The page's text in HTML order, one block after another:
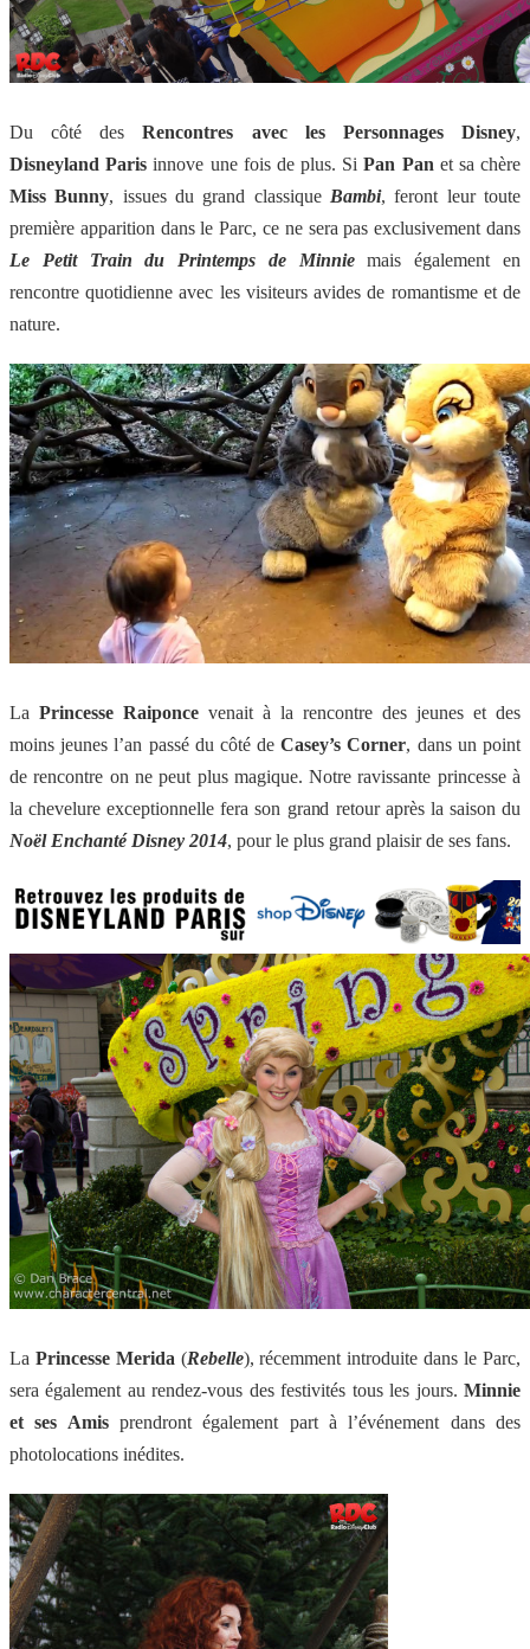
Du côté desRencontres avec les Personnages Disney,
Disneyland Paris innove une fois de plus. SiPan Pan et sa chère
Miss Bunny, issues du grand classique Bambi, feront leur toute
première apparition dans le Parc, ce ne sera pas exclusivement dans
Le Petit Train du Printemps de Minniemais également en
rencontre quotidienne avec les visiteurs avides de romantisme et de
nature.
La Princesse Raiponce venait à la rencontre des jeunes et des
moins jeunes l’an passé du côté deCasey’s Corner, dans un point
de rencontre on ne peut plus magique. Notre ravissante princesse à
la chevelure exceptionnelle fera son grand retour après la saison du
Noël Enchanté Disney 2014, pour le plus grand plaisir de ses fans.
La Princesse Merida (Rebelle), récemment introduite dans le Parc,
sera également au rendez-vous des festivités tous les jours. Minnie
et ses Amisprendront également part à l’événement dans des
photolocations inédites.